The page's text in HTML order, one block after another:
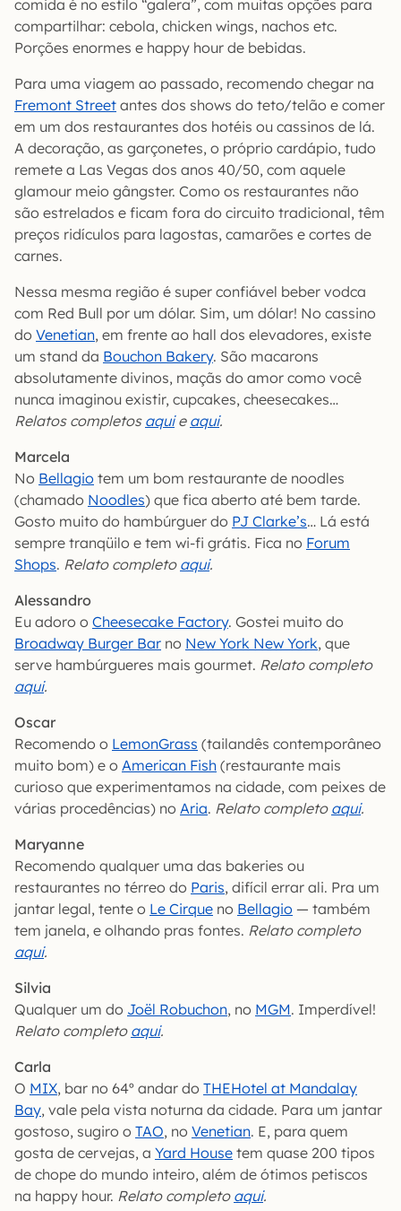
comida é no estilo “galera”, com muitas opções para
compartilhar: cebola, chicken wings, nachos etc.
Porções enormes e happy hour de bebidas.
Para uma viagem ao passado, recomendo chegar na
Fremont Street antes dos shows do teto/telão e comer
em um dos restaurantes dos hotéis ou cassinos de lá.
A decoração, as garçonetes, o próprio cardápio, tudo
remete a Las Vegas dos anos 40/50, com aquele
glamour meio gângster. Como os restaurantes não
são estrelados e ficam fora do circuito tradicional, têm
preços ridículos para lagostas, camarões e cortes de
carnes.
Nessa mesma região é super confiável beber vodca
com Red Bull por um dólar. Sim, um dólar! No cassino
do Venetian, em frente ao hall dos elevadores, existe
um stand da Bouchon Bakery. São macarons
absolutamente divinos, maçãs do amor como você
nunca imaginou existir, cupcakes, cheesecakes…
Relatos completos aquie aqui.
Marcela
No Bellagio tem um bom restaurante de noodles
(chamado Noodles) que fica aberto até bem tarde.
Gosto muito do hambúrguer do PJ Clarke’s… Lá está
sempre tranqüilo e tem wi-fi grátis. Fica no Forum
Shops. Relato completo aqui.
Alessandro
Eu adoro o Cheesecake Factory. Gostei muito do
Broadway Burger Bar no New York New York, que
serve hambúrgueres mais gourmet. Relato completo
aqui.
Oscar
Recomendo o LemonGrass (tailandês contemporâneo
muito bom) e o American Fish (restaurante mais
curioso que experimentamos na cidade, com peixes de
várias procedências) no Aria. Relato completo aqui.
Maryanne
Recomendo qualquer uma das bakeries ou
restaurantes no térreo do Paris, difícil errar ali. Pra um
jantar legal, tente o Le Cirque no Bellagio — também
tem janela, e olhando pras fontes. Relato completo
aqui.
Silvia
Qualquer um do Joël Robuchon, no MGM. Imperdível!
Relato completo aqui.
Carla
O MIX, bar no 64º andar do THEHotel at Mandalay
Bay, vale pela vista noturna da cidade. Para um jantar
gostoso, sugiro o TAO, no Venetian. E, para quem
gosta de cervejas, a Yard House tem quase 200 tipos
de chope do mundo inteiro, além de ótimos petiscos
na happy hour. Relato completo aqui.